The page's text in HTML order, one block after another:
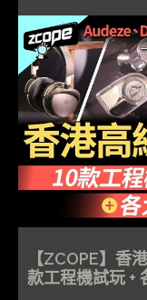
【ZCOPE】香
款工程機試玩 +